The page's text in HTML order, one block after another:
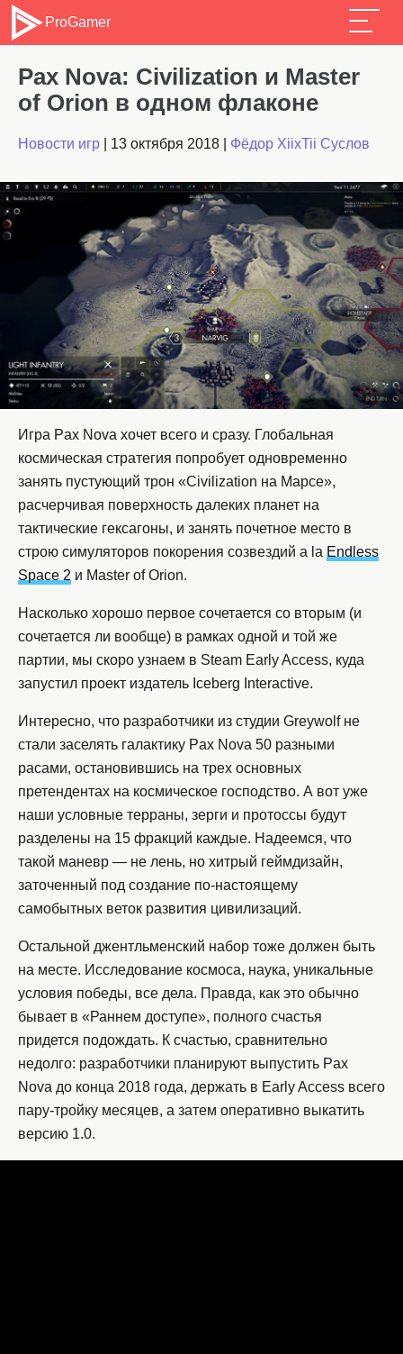
ProGamer
Pax Nova: Civilization и Master
of Orion в одном флаконе
Новости игр 13 октября 2018 Фёдор XiixTii Суслов
Игра Pax Nova хочет всего и сразу. Глобальная
космическая стратегия попробует одновременно
занять пустующий трон «Civilization на Марсе»,
расчерчивая поверхность далеких планет на
тактические гексагоны, и занять почетное место в
строю симуляторов покорения созвездий a la Endless
Space 2 и Master of Orion.
Насколько хорошо первое сочетается со вторым (и
сочетается ли вообще) в рамках одной и той же
партии, мы скоро узнаем в Steam Early Access, куда
запустил проект издатель Iceberg Interactive.
Интересно, что разработчики из студии Greywolf не
стали заселять галактику Pax Nova 50 разными
расами, остановившись на трех основных
претендентах на космическое господство. А вот уже
наши условные терраны, зерги и протоссы будут
разделены на 15 фракций каждые. Надеемся, что
такой маневр — не лень, но хитрый геймдизайн,
заточенный под создание по-настоящему
самобытных веток развития цивилизаций.
Остальной джентльменский набор тоже должен быть
на месте. Исследование космоса, наука, уникальные
условия победы, все дела. Правда, как это обычно
бывает в «Раннем доступе», полного счастья
придется подождать. К счастью, сравнительно
недолго: разработчики планируют выпустить Pax
Nova до конца 2018 года, держать в Early Access всего
пару-тройку месяцев, а затем оперативно выкатить
версию 1.0.